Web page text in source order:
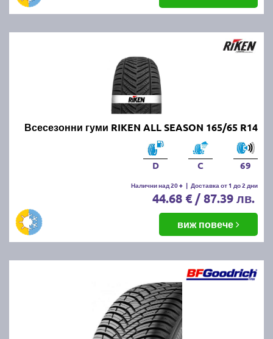
Всесезонни гуми RIKEN ALL SEASON 165/65 R14
D C 69
Налични над 20 + | Доставка от 1 до 2 дни
44.68 € / 87.39 лв.
виж повече